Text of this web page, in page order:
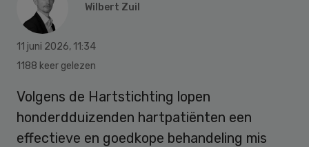
Wilbert Zuil
11 juni 2026, 11:34
1188 keer gelezen
Volgens de Hartstichting lopen
honderdduizenden hartpatiënten een
effectieve en goedkope behandeling mis